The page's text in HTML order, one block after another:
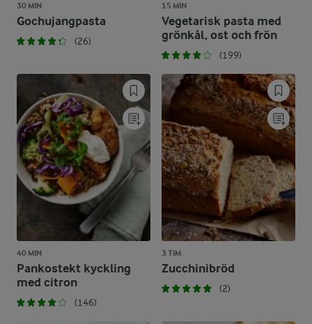
30 MIN
Gochujangpasta
(26)
15 MIN
Vegetarisk pasta med
grönkål, ost och frön
(199)
40 MIN
Pankostekt kyckling
med citron
(146)
3 TIM
Zucchinibröd
(2)